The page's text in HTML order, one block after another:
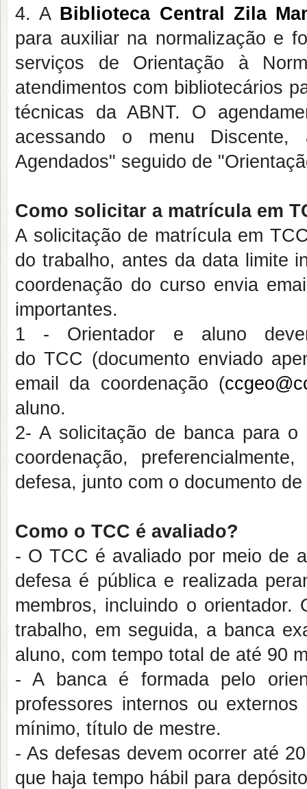
4. A Biblioteca Central Zila
para auxiliar na normalização e
serviços de Orientação à
atendimentos com bibliotecários
técnicas da ABNT. O
acessando o menu Discente,
Agendados" seguido de
Como solicitar a matrícula em
A solicitação de matrícula em
do trabalho, antes da data limite
coordenação do curso envia
importantes.
1 - Orientador e aluno
do TCC (documento enviado
email da coordenação (
aluno.
2- A solicitação de banca para
coordenação,
defesa, junto com o documento
Como o TCC é avaliado?
- O TCC é avaliado por meio de
defesa é pública e realizada
membros, incluindo o
trabalho, em seguida, a banca
aluno, com tempo total de até 90
- A banca é formada pelo
professores internos ou
mínimo, título de mestre.
- As defesas devem ocorrer até
que haja tempo hábil para